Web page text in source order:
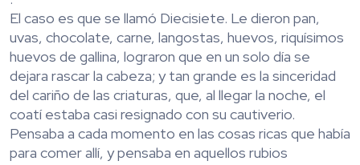
El caso es que se llamó Diecisiete. Le dieron pan,
uvas, chocolate, carne, langostas, huevos, riquísimos
huevos de gallina, lograron que en un solo día se
dejara rascar la cabeza; y tan grande es la sinceridad
del cariño de las criaturas, que, al llegar la noche, el
coatí estaba casi resignado con su cautiverio.
Pensaba a cada momento en las cosas ricas que había
para comer allí, y pensaba en aquellos rubios